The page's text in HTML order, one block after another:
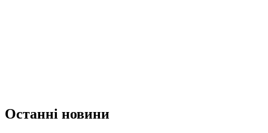
Останні новини